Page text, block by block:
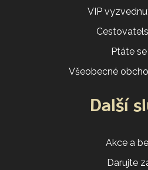
VIP
Ptáte
Všeobecné
Další
Akce a
Darujte